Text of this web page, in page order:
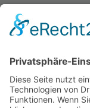
Die
diesem Online-Shop.